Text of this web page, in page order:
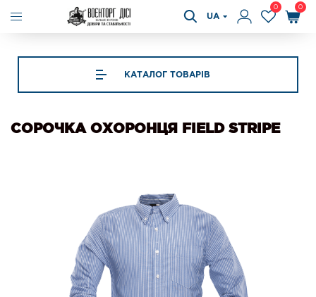
UA
0 0
КАТАЛОГ ТОВАРІВ
СОРОЧКА ОХОРОНЦЯ FIELD STRIPE